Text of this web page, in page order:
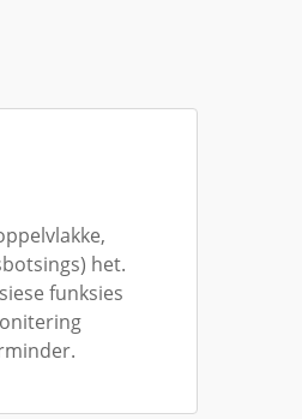
het.
funksies